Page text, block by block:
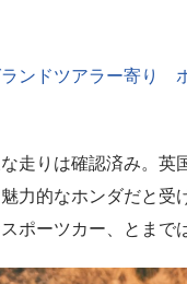
ランドツアラー寄り
走りは確認済み。
力的なホンダだと受
ポーツカー、とまで